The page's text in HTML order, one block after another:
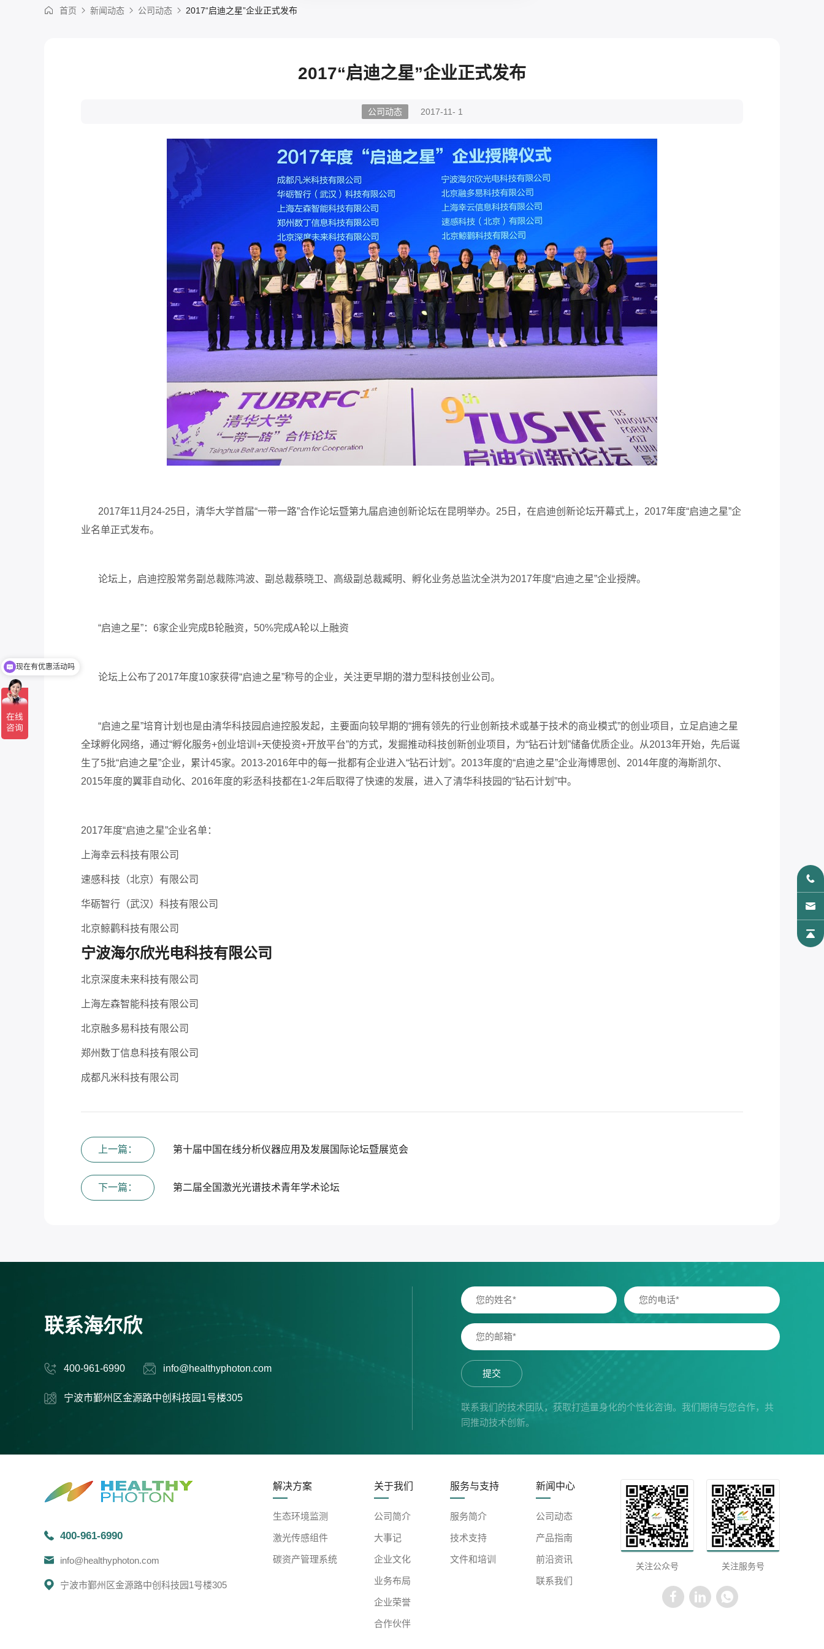
首页 新闻动态 公司动态 2017“启迪之星”企业正式发布
2017“启迪之星”企业正式发布
公司动态 2017-11- 1
2017年11月24-25日，清华大学首届“一带一路”合作论坛暨第九届启迪创新论坛在昆明举办。25日，在启迪创新论坛开幕式上，2017年度“启迪之星”企
业名单正式发布。
论坛上，启迪控股常务副总裁陈鸿波、副总裁蔡晓卫、高级副总裁臧明、孵化业务总监沈全洪为2017年度“启迪之星”企业授牌。
“启迪之星”：6家企业完成B轮融资，50%完成A轮以上融资
论坛上公布了2017年度10家获得“启迪之星”称号的企业，关注更早期的潜力型科技创业公司。
“启迪之星”培育计划也是由清华科技园启迪控股发起，主要面向较早期的“拥有领先的行业创新技术或基于技术的商业模式”的创业项目，立足启迪之星
全球孵化网络，通过“孵化服务+创业培训+天使投资+开放平台”的方式，发掘推动科技创新创业项目，为“钻石计划”储备优质企业。从2013年开始，先后诞
生了5批“启迪之星”企业，累计45家。2013-2016年中的每一批都有企业进入“钻石计划”。2013年度的“启迪之星”企业海博思创、2014年度的海斯凯尔、
2015年度的翼菲自动化、2016年度的彩丞科技都在1-2年后取得了快速的发展，进入了清华科技园的“钻石计划”中。
2017年度“启迪之星”企业名单：
上海幸云科技有限公司
速感科技（北京）有限公司
华砺智行（武汉）科技有限公司
北京鲸鹳科技有限公司
宁波海尔欣光电科技有限公司
北京深度未来科技有限公司
上海左森智能科技有限公司
北京融多易科技有限公司
郑州数丁信息科技有限公司
成都凡米科技有限公司
上一篇： 第十届中国在线分析仪器应用及发展国际论坛暨展览会
下一篇： 第二届全国激光光谱技术青年学术论坛
联系海尔欣
400-961-6990 info@healthyphoton.com
宁波市鄞州区金源路中创科技园1号楼305
提交
联系我们的技术团队，获取打造量身化的个性化咨询。我们期待与您合作，共
同推动技术创新。
400-961-6990
info@healthyphoton.com
宁波市鄞州区金源路中创科技园1号楼305
解决方案
生态环境监测
激光传感组件
碳资产管理系统
关于我们
公司简介
大事记
企业文化
业务布局
企业荣誉
合作伙伴
服务与支持
服务简介
技术支持
文件和培训
新闻中心
公司动态
产品指南
前沿资讯
联系我们
关注公众号 关注服务号
可以介绍下你们的产品么